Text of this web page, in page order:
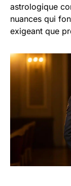
astrologique
nuances qui
exigeant que